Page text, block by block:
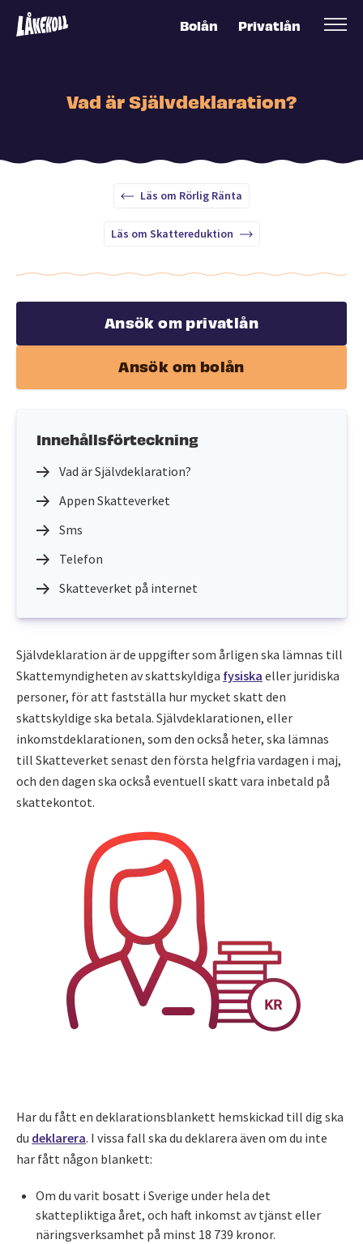
Bolån Privatlån
Vad är Självdeklaration?
Läs om Rörlig Ränta
Läs om Skattereduktion
Ansök om privatlån
Ansök om bolån
Innehållsförteckning
Vad är Självdeklaration?
Appen Skatteverket
Sms
Telefon
Skatteverket på internet
Självdeklaration är de uppgifter som årligen ska lämnas till
Skattemyndigheten av skattskyldiga fysiska eller juridiska
personer, för att fastställa hur mycket skatt den
skattskyldige ska betala. Självdeklarationen, eller
inkomstdeklarationen, som den också heter, ska lämnas
till Skatteverket senast den första helgfria vardagen i maj,
och den dagen ska också eventuell skatt vara inbetald på
skattekontot.
Har du fått en deklarationsblankett hemskickad till dig ska
du deklarera. I vissa fall ska du deklarera även om du inte
har fått någon blankett:
Om du varit bosatt i Sverige under hela det
skattepliktiga året, och haft inkomst av tjänst eller
näringsverksamhet på minst 18 739 kronor.